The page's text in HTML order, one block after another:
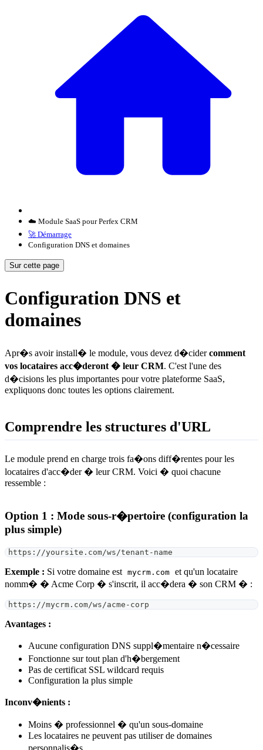
☁️ Module SaaS pour Perfex CRM
🚀 Démarrage
Configuration DNS et domaines
Sur cette page
Configuration DNS et
domaines
Apr�s avoir install� le module, vous devez d�cidercomment
vos locataires acc�deront � leur CRM. C'est l'une des
d�cisions les plus importantes pour votre plateforme SaaS,
expliquons donc toutes les options clairement.
Comprendre les structures d'URL
Le module prend en charge trois fa�ons diff�rentes pour les
locataires d'acc�der � leur CRM. Voici � quoi chacune
ressemble :
Option 1 : Mode sous-r�pertoire (configuration la
plus simple)
https://yoursite.com/ws/tenant-name
Exemple : Si votre domaine est mycrm.com et qu'un locataire
nomm� � Acme Corp � s'inscrit, il acc�dera � son CRM � :
https://mycrm.com/ws/acme-corp
Avantages :
Aucune configuration DNS suppl�mentaire n�cessaire
Fonctionne sur tout plan d'h�bergement
Pas de certificat SSL wildcard requis
Configuration la plus simple
Inconv�nients :
Moins � professionnel � qu'un sous-domaine
Les locataires ne peuvent pas utiliser de domaines